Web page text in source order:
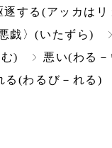
逐する(アッカは
悪戯〉(いたずら)
) 悪い(わる－
る(わるび－れる)